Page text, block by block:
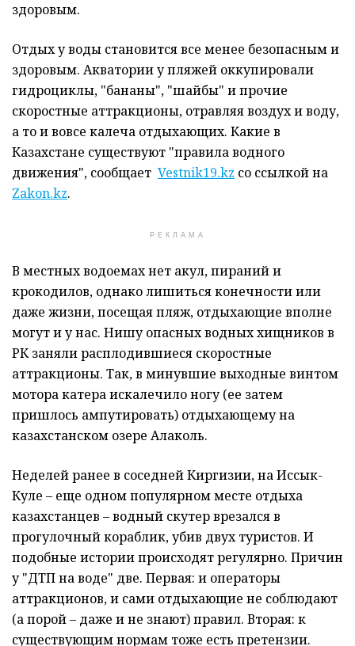
здоровым.
Отдых у воды становится все менее безопасным и
здоровым. Акватории у пляжей оккупировали
гидроциклы, "бананы", "шайбы" и прочие
скоростные аттракционы, отравляя воздух и воду,
а то и вовсе калеча отдыхающих. Какие в
Казахстане существуют "правила водного
движения", сообщает Vestnik19.kz со ссылкой на
Zakon.kz.
РЕКЛАМА
В местных водоемах нет акул, пираний и
крокодилов, однако лишиться конечности или
даже жизни, посещая пляж, отдыхающие вполне
могут и у нас. Нишу опасных водных хищников в
РК заняли расплодившиеся скоростные
аттракционы. Так, в минувшие выходные винтом
мотора катера искалечило ногу (ее затем
пришлось ампутировать) отдыхающему на
казахстанском озере Алаколь.
Неделей ранее в соседней Киргизии, на Иссык-
Куле – еще одном популярном месте отдыха
казахстанцев – водный скутер врезался в
прогулочный кораблик, убив двух туристов. И
подобные истории происходят регулярно. Причин
у "ДТП на воде" две. Первая: и операторы
аттракционов, и сами отдыхающие не соблюдают
(а порой – даже и не знают) правил. Вторая: к
существующим нормам тоже есть претензии.